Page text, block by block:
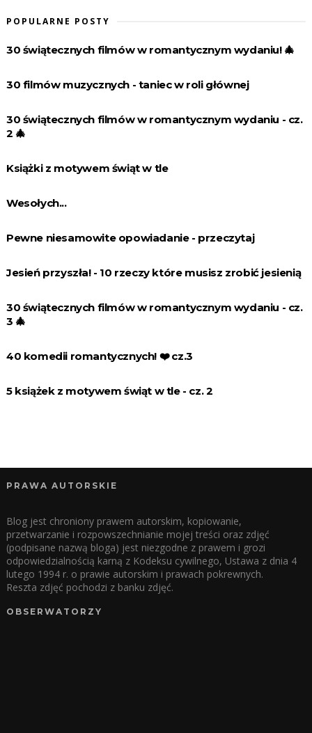
POPULARNE POSTY
30 świątecznych filmów w romantycznym wydaniu! 🎄
30 filmów muzycznych - taniec w roli głównej
30 świątecznych filmów w romantycznym wydaniu - cz.
2 🎄
Książki z motywem świąt w tle
Wesołych...
Pewne niesamowite opowiadanie - przeczytaj
Jesień przyszła! - 10 rzeczy które musisz zrobić jesienią
30 świątecznych filmów w romantycznym wydaniu - cz.
3 🎄
40 komedii romantycznych! ❤️️ cz.3
5 książek z motywem świąt w tle - cz. 2
PRAWA AUTORSKIE
Blog jest chroniony prawem autorskim, kopiowanie,
przetwarzanie i rozpowszechnianie mojej treści oraz zdjęć
(podpisane nazwą bloga) jest niezgodne z prawem i grozi
odpowiedzialnością karną z Kodeksu cywilnego, Ustawa z dnia 4
lutego 1994 r. o prawie autorskim i prawach pokrewnych.
Reszta zdjęć pochodzi z banku zdjęć.
OBSERWATORZY